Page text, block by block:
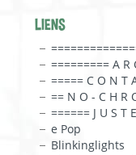
LIENS
========= A R
===== C O N T
== N O - C H R
====== J U S T
e Pop
Blinkinglights